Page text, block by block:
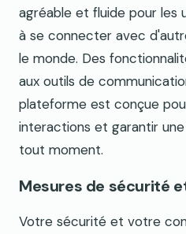
agréable et fluide pour les
à se connecter avec
le monde. Des
aux outils de
plateforme est conçue
interactions et garantir
tout moment.
Mesures de sécurité
Votre sécurité et votre